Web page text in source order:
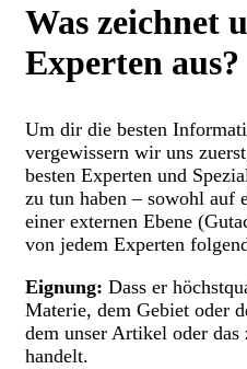
Was zeichnet
Experten aus?
Um dir die besten
vergewissern wir uns
besten Experten und
zu tun haben – sowohl auf
einer externen Ebene
von jedem Experten
Eignung: Dass er
Materie, dem Gebiet oder
dem unser Artikel oder
handelt.